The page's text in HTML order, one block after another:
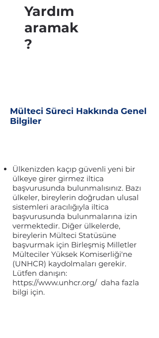
Yardım
aramak
?
Mülteci Süreci Hakkında Genel
Bilgiler
Ülkenizden kaçıp güvenli yeni bir
ülkeye girer girmez iltica
başvurusunda bulunmalısınız. Bazı
ülkeler, bireylerin doğrudan ulusal
sistemleri aracılığıyla iltica
başvurusunda bulunmalarına izin
vermektedir. Diğer ülkelerde,
bireylerin Mülteci Statüsüne
başvurmak için Birleşmiş Milletler
Mülteciler Yüksek Komiserliği'ne
(UNHCR) kaydolmaları gerekir.
Lütfen danışın:
https://www.unhcr.org/daha fazla
bilgi için.